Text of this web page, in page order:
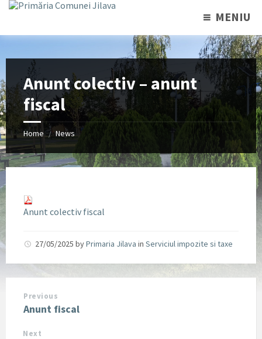
MENIU
Anunt colectiv – anunt
fiscal
Home / News
Anunt colectiv fiscal
27/05/2025 byPrimaria Jilava in Serviciul impozite si taxe
Previous
Anunt fiscal
Next